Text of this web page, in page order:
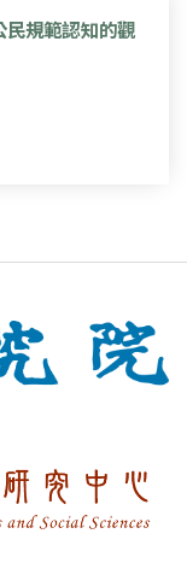
規範認知的觀